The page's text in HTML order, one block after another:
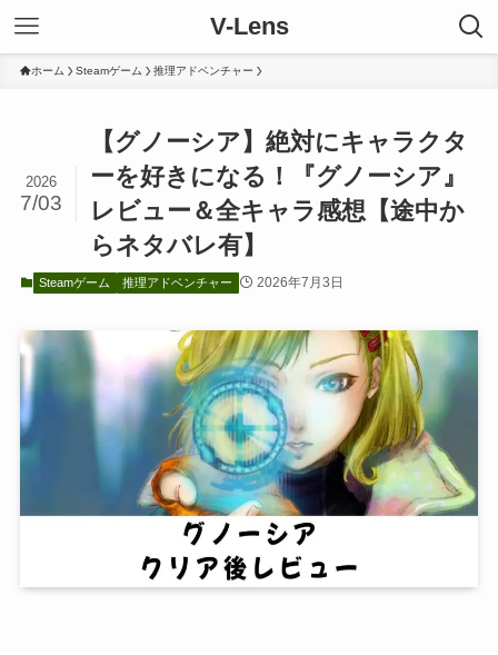
V-Lens
ホーム Steamゲーム 推理アドベンチャー
【グノーシア】絶対にキャラクタ
ーを好きになる！『グノーシア』
レビュー＆全キャラ感想【途中か
らネタバレ有】
2026
7/03
Steamゲーム 推理アドベンチャー 2026年7月3日